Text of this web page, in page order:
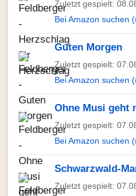
Zuletzt gespielt:
Bei Amazon suchen
Guten Morgen
Zuletzt gespielt:
Bei Amazon suchen
Ohne Musi geht
Zuletzt gespielt:
Bei Amazon suchen
Schwarzwald-
Zuletzt gespielt: